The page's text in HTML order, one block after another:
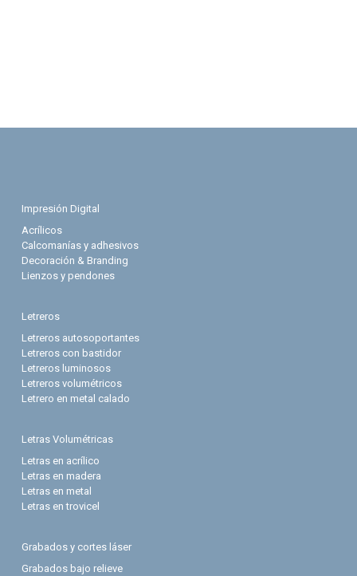
Impresión Digital
Acrílicos
Calcomanías y adhesivos
Decoración & Branding
Lienzos y pendones
Letreros
Letreros autosoportantes
Letreros con bastidor
Letreros luminosos
Letreros volumétricos
Letrero en metal calado
Letras Volumétricas
Letras en acrílico
Letras en madera
Letras en metal
Letras en trovicel
Grabados y cortes láser
Grabados bajo relieve